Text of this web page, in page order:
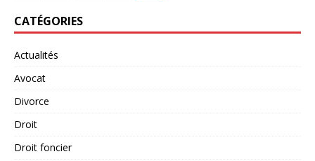
CATÉGORIES
Actualités
Avocat
Divorce
Droit
Droit foncier